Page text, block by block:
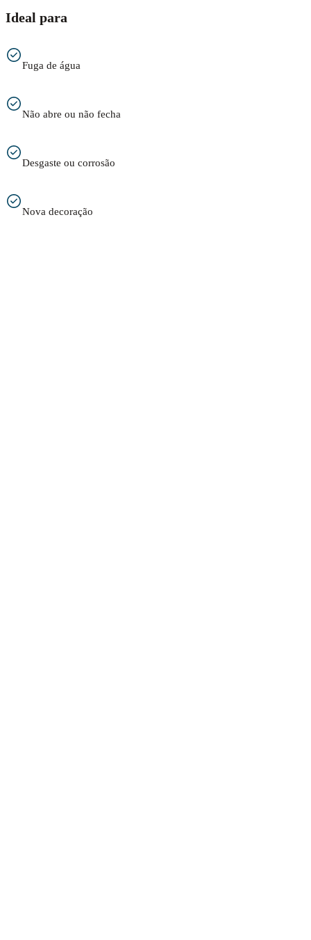
Ideal para
Fuga de água
Não abre ou não fecha
Desgaste ou corrosão
Nova decoração